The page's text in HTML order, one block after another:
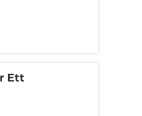
Ett